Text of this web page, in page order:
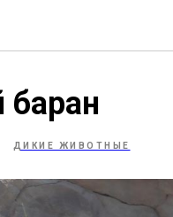
баран
ДИКИЕ ЖИВОТНЫЕ